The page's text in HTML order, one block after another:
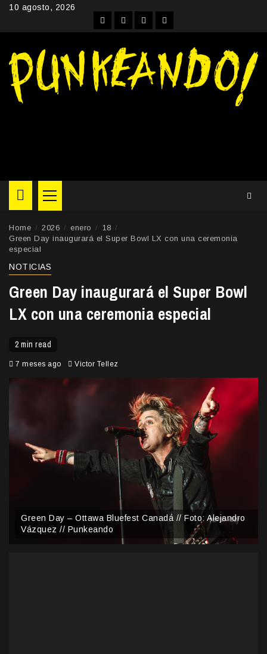
Skip10 agosto, 2026
FacebookInstagram
YouTubeTwitter
Primary
Menu
Home 2026 enero
18
Green Day inaugurará el Super Bowl LX con una ceremonia
especial
NOTICIAS
Green Day inaugurará el Super Bowl
LX con una ceremonia especial
2 min read
7 meses ago Victor Tellez
Green Day – Ottawa Bluefest Canadá // Foto: Alejandro
Vázquez // Punkeando